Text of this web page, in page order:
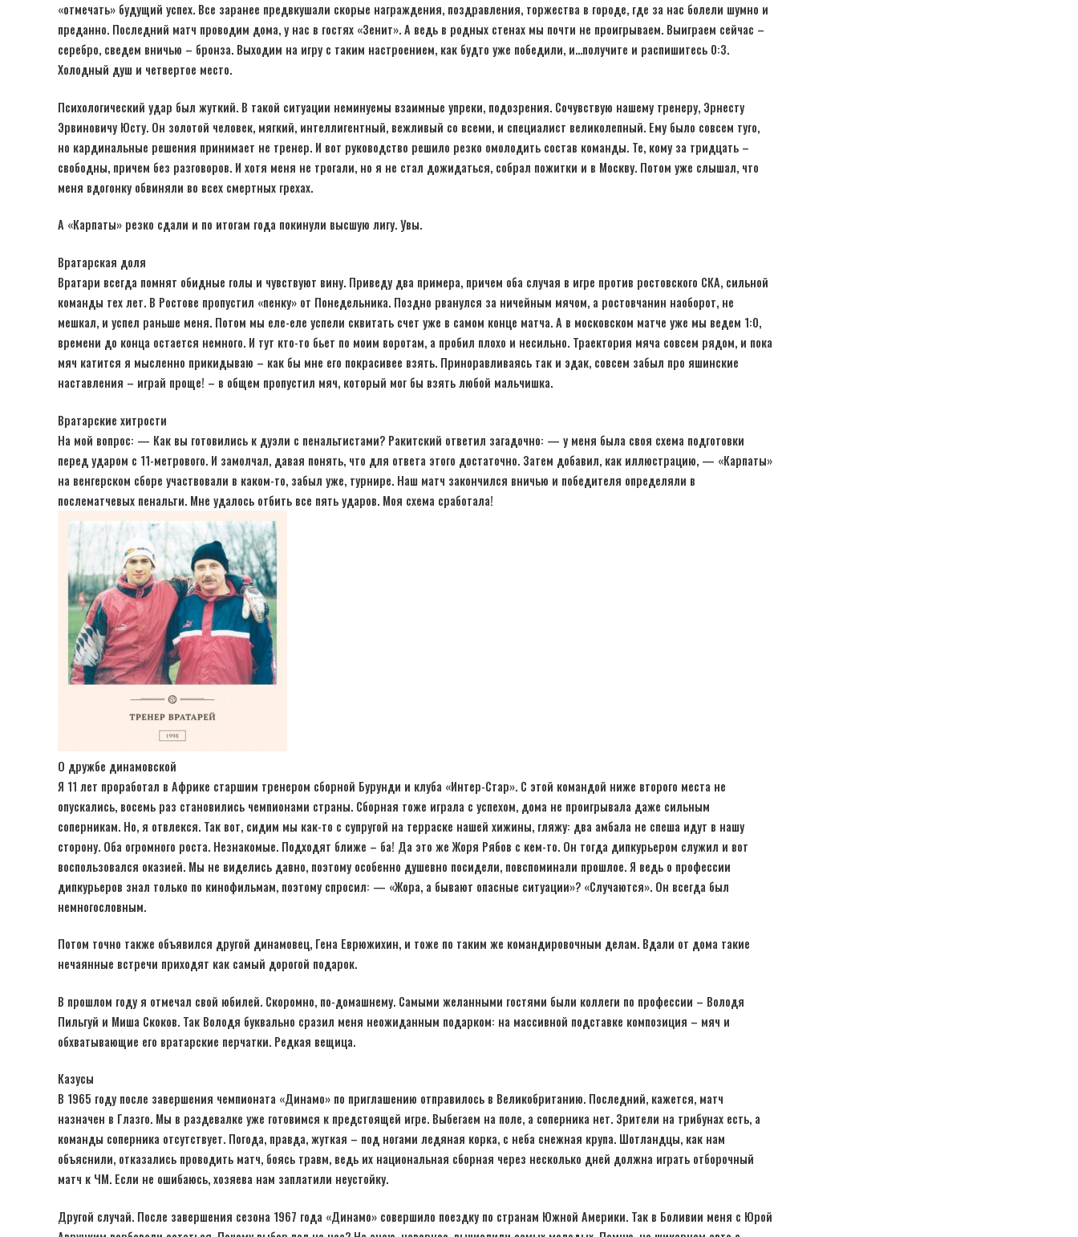
«отмечать» будущий успех. Все заранее предвкушали скорые награждения, поздравления, торжества в городе, где за нас болели шумно и
преданно. Последний матч проводим дома, у нас в гостях «Зенит». А ведь в родных стенах мы почти не проигрываем. Выиграем сейчас –
серебро, сведем вничью – бронза. Выходим на игру с таким настроением, как будто уже победили, и…получите и распишитесь 0:3.
Холодный душ и четвертое место.
Психологический удар был жуткий. В такой ситуации неминуемы взаимные упреки, подозрения. Сочувствую нашему тренеру, Эрнесту
Эрвиновичу Юсту. Он золотой человек, мягкий, интеллигентный, вежливый со всеми, и специалист великолепный. Ему было совсем туго,
но кардинальные решения принимает не тренер. И вот руководство решило резко омолодить состав команды. Те, кому за тридцать –
свободны, причем без разговоров. И хотя меня не трогали, но я не стал дожидаться, собрал пожитки и в Москву. Потом уже слышал, что
меня вдогонку обвиняли во всех смертных грехах.
А «Карпаты» резко сдали и по итогам года покинули высшую лигу. Увы.
Вратарская доля
Вратари всегда помнят обидные голы и чувствуют вину. Приведу два примера, причем оба случая в игре против ростовского СКА, сильной
команды тех лет. В Ростове пропустил «пенку» от Понедельника. Поздно рванулся за ничейным мячом, а ростовчанин наоборот, не
мешкал, и успел раньше меня. Потом мы еле-еле успели сквитать счет уже в самом конце матча. А в московском матче уже мы ведем 1:0,
времени до конца остается немного. И тут кто-то бьет по моим воротам, а пробил плохо и несильно. Траектория мяча совсем рядом, и пока
мяч катится я мысленно прикидываю – как бы мне его покрасивее взять. Приноравливаясь так и эдак, совсем забыл про яшинские
наставления – играй проще! – в общем пропустил мяч, который мог бы взять любой мальчишка.
Вратарские хитрости
На мой вопрос: — Как вы готовились к дуэли с пенальтистами? Ракитский ответил загадочно: — у меня была своя схема подготовки
перед ударом с 11-метрового. И замолчал, давая понять, что для ответа этого достаточно. Затем добавил, как иллюстрацию, — «Карпаты»
на венгерском сборе участвовали в каком-то, забыл уже, турнире. Наш матч закончился вничью и победителя определяли в
послематчевых пенальти. Мне удалось отбить все пять ударов. Моя схема сработала!
О дружбе динамовской
Я 11 лет проработал в Африке старшим тренером сборной Бурунди и клуба «Интер-Стар». С этой командой ниже второго места не
опускались, восемь раз становились чемпионами страны. Сборная тоже играла с успехом, дома не проигрывала даже сильным
соперникам. Но, я отвлекся. Так вот, сидим мы как-то с супругой на терраске нашей хижины, гляжу: два амбала не спеша идут в нашу
сторону. Оба огромного роста. Незнакомые. Подходят ближе – ба! Да это же Жоря Рябов с кем-то. Он тогда дипкурьером служил и вот
воспользовался оказией. Мы не виделись давно, поэтому особенно душевно посидели, повспоминали прошлое. Я ведь о профессии
дипкурьеров знал только по кинофильмам, поэтому спросил: — «Жора, а бывают опасные ситуации»? «Случаются». Он всегда был
немногословным.
Потом точно также объявился другой динамовец, Гена Еврюжихин, и тоже по таким же командировочным делам. Вдали от дома такие
нечаянные встречи приходят как самый дорогой подарок.
В прошлом году я отмечал свой юбилей. Скоромно, по-домашнему. Самыми желанными гостями были коллеги по профессии – Володя
Пильгуй и Миша Скоков. Так Володя буквально сразил меня неожиданным подарком: на массивной подставке композиция – мяч и
обхватывающие его вратарские перчатки. Редкая вещица.
Казусы
В 1965 году после завершения чемпионата «Динамо» по приглашению отправилось в Великобританию. Последний, кажется, матч
назначен в Глазго. Мы в раздевалке уже готовимся к предстоящей игре. Выбегаем на поле, а соперника нет. Зрители на трибунах есть, а
команды соперника отсутствует. Погода, правда, жуткая – под ногами ледяная корка, с неба снежная крупа. Шотландцы, как нам
объяснили, отказались проводить матч, боясь травм, ведь их национальная сборная через несколько дней должна играть отборочный
матч к ЧМ. Если не ошибаюсь, хозяева нам заплатили неустойку.
Другой случай. После завершения сезона 1967 года «Динамо» совершило поездку по странам Южной Америки. Так в Боливии меня с Юрой